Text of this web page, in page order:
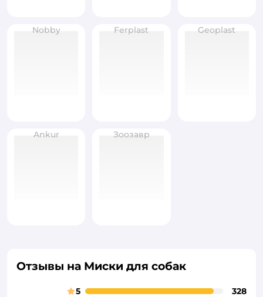
Nobby Ferplast Geoplast
Ankur Зоозавр
Отзывы на Миски для собак
5
328